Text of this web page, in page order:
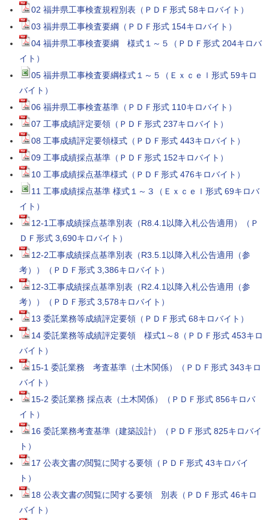
02 福井県工事検査規程別表（ＰＤＦ形式 58キロバイト）
03 福井県工事検査要綱（ＰＤＦ形式 154キロバイト）
04 福井県工事検査要綱 様式１～５（ＰＤＦ形式 204キロバ
イト）
05 福井県工事検査要綱様式１～５（Ｅｘｃｅｌ形式 59キロ
バイト）
06 福井県工事検査基準（ＰＤＦ形式 110キロバイト）
07 工事成績評定要領（ＰＤＦ形式 237キロバイト）
08 工事成績評定要領様式（ＰＤＦ形式 443キロバイト）
09 工事成績採点基準（ＰＤＦ形式 152キロバイト）
10 工事成績採点基準様式（ＰＤＦ形式 476キロバイト）
11 工事成績採点基準 様式１～３（Ｅｘｃｅｌ形式 69キロバ
イト）
12-1工事成績採点基準別表（R8.4.1以降入札公告適用）（Ｐ
ＤＦ形式 3,690キロバイト）
12-2工事成績採点基準別表（R3.5.1以降入札公告適用（参
考））（ＰＤＦ形式 3,386キロバイト）
12-3工事成績採点基準別表（R2.4.1以降入札公告適用（参
考））（ＰＤＦ形式 3,578キロバイト）
13 委託業務等成績評定要領（ＰＤＦ形式 68キロバイト）
14 委託業務等成績評定要領 様式1～8（ＰＤＦ形式 453キロ
バイト）
15-1 委託業務 考査基準（土木関係）（ＰＤＦ形式 343キロ
バイト）
15-2 委託業務 採点表（土木関係）（ＰＤＦ形式 856キロバ
イト）
16 委託業務考査基準（建築設計）（ＰＤＦ形式 825キロバイ
ト）
17 公表文書の閲覧に関する要領（ＰＤＦ形式 43キロバイ
ト）
18 公表文書の閲覧に関する要領 別表（ＰＤＦ形式 46キロ
バイト）